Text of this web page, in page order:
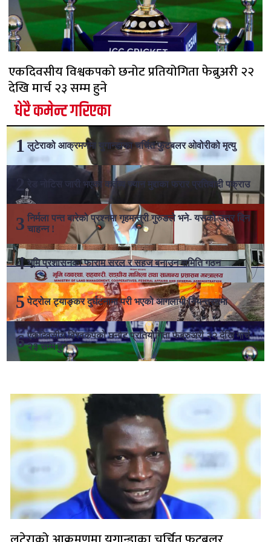
एकदिवसीय विश्वकपको छनोट प्रतियोगिता फेब्रुअरी २२
देखि मार्च २३ सम्म हुने
धेरै कमेन्ट गरिएका
लुटेराको आक्रमणमा युगान्डाका चर्चित फुटबलर ओवोरीको मृत्यु
रेड नोटिस जारी भएका कर्तव्य ज्यान मुद्दाका फरार प्रतिवादी पक्राउ
निर्मला पन्त बारेको प्रश्नमा गृहमन्त्री गुरुङले भने- यसको उत्तर दिन
चाहन्न !
भूमि प्रशासनका फाराम सरल र सहज बनाउन समिति गठन
पेट्रोल ट्याङ्कर दुर्घटनामा परी भएको आगलागी नियन्त्रणमा
एकदिवसीय विश्वकपको छनोट प्रतियोगिता फेब्रुअरी २२ देखि मार्च
२३ सम्म हुने